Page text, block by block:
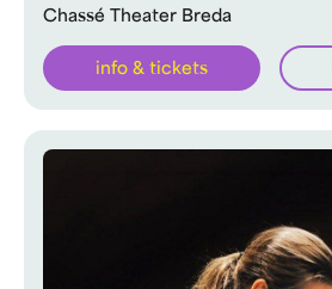
Chassé Theater Breda
info & tickets